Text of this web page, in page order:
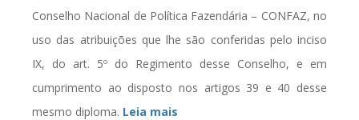
Conselho Nacional de Política Fazendária – CONFAZ, no
uso das atribuições que lhe são conferidas pelo inciso
IX, do art. 5º do Regimento desse Conselho, e em
cumprimento ao disposto nos artigos 39 e 40 desse
mesmo diploma. Leia mais